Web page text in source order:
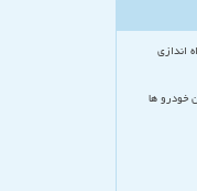
اندازی
خودرو ها